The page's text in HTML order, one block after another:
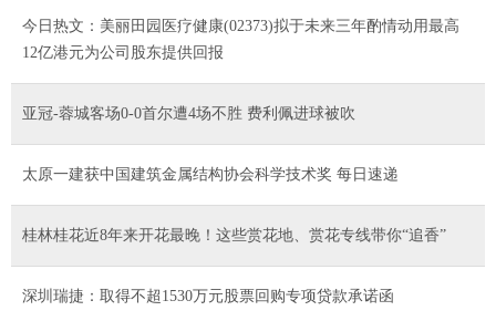
今日热文：美丽田园医疗健康(02373)拟于未来三年酌情动用最高
12亿港元为公司股东提供回报
亚冠-蓉城客场0-0首尔遭4场不胜 费利佩进球被吹
太原一建获中国建筑金属结构协会科学技术奖 每日速递
桂林桂花近8年来开花最晚！这些赏花地、赏花专线带你“追香”
深圳瑞捷：取得不超1530万元股票回购专项贷款承诺函